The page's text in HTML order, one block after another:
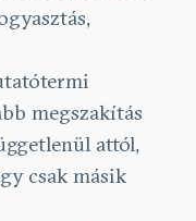
megszakítás
attól,
csak másik